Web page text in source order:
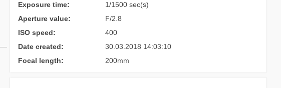
Exposure time:
1/1500 sec(s)
Aperture value:
F/2.8
ISO speed:
400
Date created:
30.03.2018 14:03:10
Focal length:
200mm